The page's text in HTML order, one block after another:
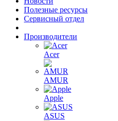
Полезные ресурсы
Сервисный отдел
Производители
Acer
AMUR
Apple
ASUS